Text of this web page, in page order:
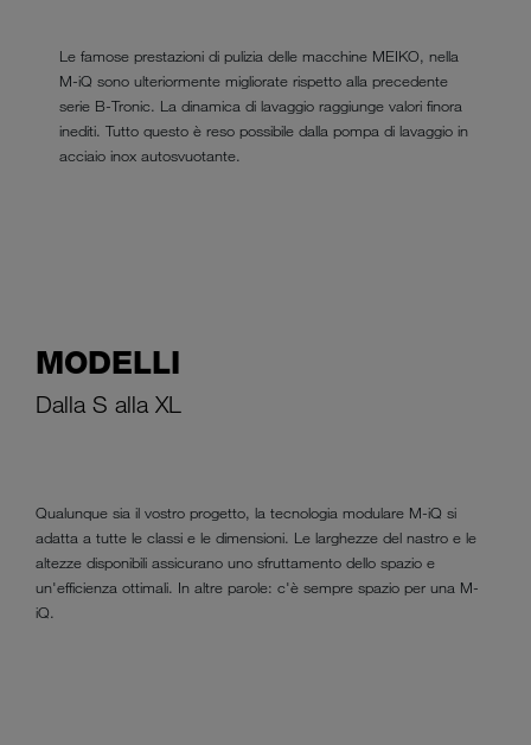
Le famose prestazioni di pulizia delle macchine MEIKO, nella
M-iQ sono ulteriormente migliorate rispetto alla precedente
serie B-Tronic. La dinamica di lavaggio raggiunge valori finora
inediti. Tutto questo è reso possibile dalla pompa di lavaggio in
acciaio inox autosvuotante.
MODELLI
Dalla S alla XL
Qualunque sia il vostro progetto, la tecnologia modulare M-iQ si
adatta a tutte le classi e le dimensioni. Le larghezze del nastro e le
altezze disponibili assicurano uno sfruttamento dello spazio e
un'efficienza ottimali. In altre parole: c'è sempre spazio per una M-
iQ.